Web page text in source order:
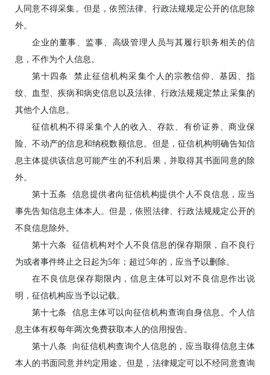
人同意不得采集。但是，依照法律、行政法规规定公开的信息除
外。
企业的董事、监事、高级管理人员与其履行职务相关的信
息，不作为个人信息。
第十四条 禁止征信机构采集个人的宗教信仰、基因、指
纹、血型、疾病和病史信息以及法律、行政法规规定禁止采集的
其他个人信息。
征信机构不得采集个人的收入、存款、有价证券、商业保
险、不动产的信息和纳税数额信息。但是，征信机构明确告知信
息主体提供该信息可能产生的不利后果，并取得其书面同意的除
外。
第十五条 信息提供者向征信机构提供个人不良信息，应当
事先告知信息主体本人。但是，依照法律、行政法规规定公开的
不良信息除外。
第十六条 征信机构对个人不良信息的保存期限，自不良行
为或者事件终止之日起为5年；超过5年的，应当予以删除。
在不良信息保存期限内，信息主体可以对不良信息作出说
明，征信机构应当予以记载。
第十七条 信息主体可以向征信机构查询自身信息。个人信
息主体有权每年两次免费获取本人的信用报告。
第十八条 向征信机构查询个人信息的，应当取得信息主体
本人的书面同意并约定用途。但是，法律规定可以不经同意查询